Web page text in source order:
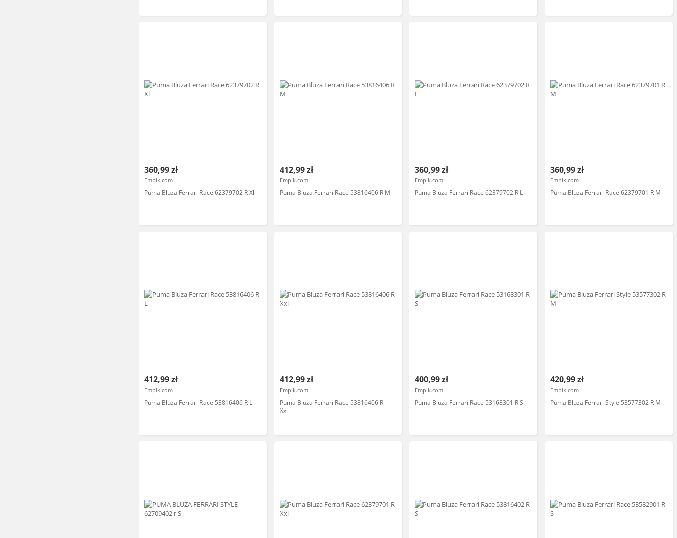
360,99 zł
Empik.com
Puma Bluza Ferrari Race 62379702 R Xl
412,99 zł
Empik.com
Puma Bluza Ferrari Race 53816406 R M
360,99 zł
Empik.com
Puma Bluza Ferrari Race 62379702 R L
360,99 zł
Empik.com
Puma Bluza Ferrari Race 62379701 R M
412,99 zł
Empik.com
Puma Bluza Ferrari Race 53816406 R L
412,99 zł
Empik.com
Puma Bluza Ferrari Race 53816406 R
Xxl
400,99 zł
Empik.com
Puma Bluza Ferrari Race 53168301 R S
420,99 zł
Empik.com
Puma Bluza Ferrari Style 53577302 R M